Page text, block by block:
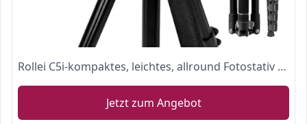
Rollei C5i-kompaktes, leichtes, allround Fotostativ aus Aluminium
Jetzt zum Angebot